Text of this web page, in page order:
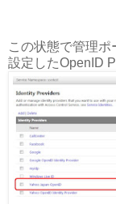
この状態で管理
設定したOpenID